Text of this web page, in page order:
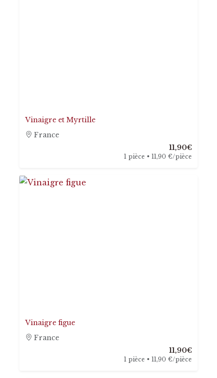
Vinaigre et Myrtille
France
11,90€
1 pièce • 11,90 €/pièce
Vinaigre figue
France
11,90€
1 pièce • 11,90 €/pièce